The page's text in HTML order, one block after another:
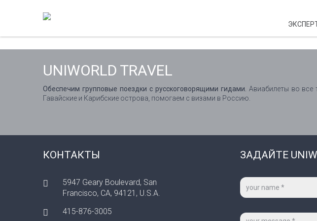
UNIWORLD TRAVEL
Обеспечим групповые поездки с русскоговорящими гидами. Авиабилеты во все
Гавайские и Карибские острова, помогаем с визами в Россию.
КОНТАКТЫ
5947 Geary Boulevard, San
Francisco, CA, 94121, U.S.A.
415-876-3005
ЗАДАЙТЕ
Ваше
имя
Сообщение